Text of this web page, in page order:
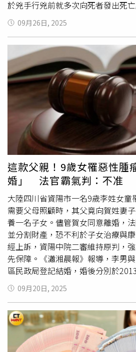
魯王子在與艾普斯坦合照曝光的隔
「看來我們都陷入這件事了。」該
聯繫，與他過去聲稱已斷絕往來的
在BBC節目《新聞之夜》（
斯（Emily Maitlis）聲稱，他在
普斯坦道別。此外，《太陽報》（
報》（The Mail on Sunday）也公開
內容為莎拉稱艾普斯坦是「我與家人
朋友」。此信件與她當年公開表示
言論互相抵觸，導致多個慈善機構
月，安德魯與莎拉共同出席肯特公
Kent）凱瑟琳（Katharine）的葬
王子（Prince William）及凱特王
婦等人同場。儘管如此，《星期日
Sunday Times）報導，國王今年聖
與莎拉前往桑德令罕府（
居所之一）共度節慶。消息人士透
低調」，以避免進一步的尷尬與公
國王的消息來源指出：「你無法解
爵與公爵夫人今年能如去年般自重
也可避免國王陷入更多艱難決定。
莎白二世女王葬禮上未獲准穿軍服出
榮譽的現實。根據英國歷史學家和
Lownie）於2025年8月接受《天空
問時表示：「最令他痛苦的，是失
自我認同的根源。如今他無法再穿
自我，這讓他極為不安。」
於兇手行兇前就多次向死者發出死
者請假在家以避免意外發生，誰知
絕：「這裡是公共場合，他不敢在
終導致憾事發生。據《自由報》報
其卡赫拉曼馬拉什（
2025年5月21日，44歲男子阿提拉
Ayıntaplı）將獵槍藏在袋子中，潛
拉察（Eser Karaca）工作的醫院。
提拉帶著槍闖進埃塞爾的辦公室，2
此時，埃塞爾的女性友人「C.A.」（
入，卻遭阿提拉出言恫嚇要求離開
絕後，他怒吼著「我要殺了你們2
掏出獵槍，埃塞爾和C.A.則趁機撞
廊上。然而，阿提拉持槍衝出，很快
求饒的埃塞爾，毫不遲疑地對她連開
持槍逃離現場，並在不久後被警方逮
查，此前埃塞爾曾3度對阿提拉申請
第4次保護令剛剛獲得批准，但尚
昨日在卡赫拉曼馬拉什第五重罪法
拉在法庭上否認了C.A.提出的威脅
對方，表示若非她進入房間，事件
如今對犯下兇案感到後悔，但又表示
釋放」。犯下兇案的阿提拉宣稱，
化事態，「事情就不會發生」。還
放。（圖／翻攝《自由報》）在法
女兒席拉（Sıla Ayıntaplı）出庭作
「最嚴厲的懲罰」。埃塞爾的父親穆
Karaca）和弟弟塞法（Sefa Karaca
兇案是蓄意策劃，呼籲法院不予減
09月26日, 2025
這款父親！9歲女罹惡性腫
婚」 法官霸氣判：不准
大陸四川省資陽市一名9歲李姓女
需要父母照顧時，其父竟向賀姓妻
養一名子女。儘管賀女同意離婚，
並分割財產，恐不利於子女治療與
經上訴，資陽中院二審維持原判，
先保障。《瀟湘晨報》報導，李男
區民政局登記結婚，婚後分別於
女兒。2024年2月，次女因健康問
院，當時診斷為「雙側額葉—胼胝
下積液」。在經過持續治療後，於
惡性腫瘤，病情嚴重。沒想到，李男
訟，訴請判決雙方解除婚姻關係，
女，互不支付撫養費。賀女則同意
09月20日, 2025